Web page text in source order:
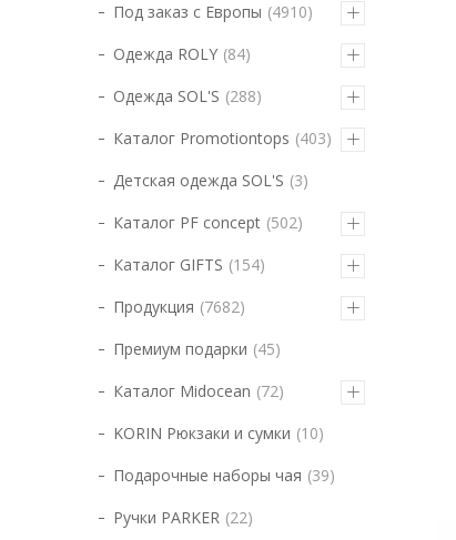
Под заказ с Европы 4910
Одежда ROLY 84
Одежда SOL'S 288
Каталог Promotiontops 403
Детская одежда SOL'S 3
Каталог PF concept 502
Каталог GIFTS 154
Продукция 7682
Премиум подарки 45
Каталог Midocean 72
KORIN Рюкзаки и сумки 10
Подарочные наборы чая 39
Ручки PARKER 22